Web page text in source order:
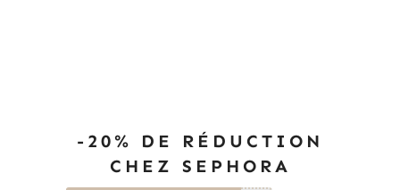
-20% DE RÉDUCTION
CHEZ SEPHORA